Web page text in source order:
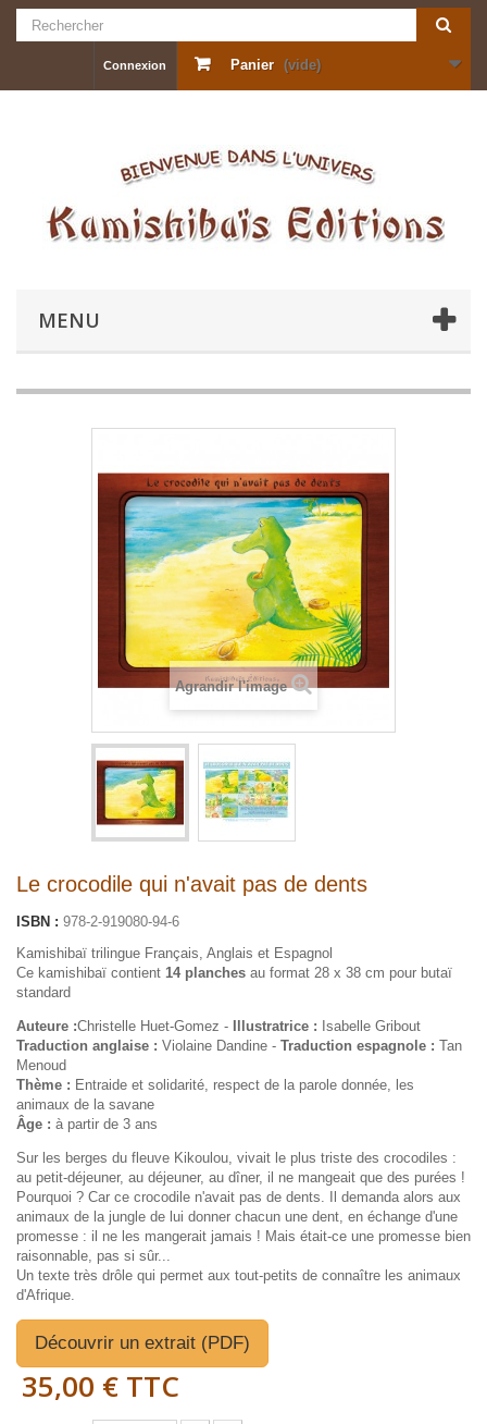
Panier (vide)
Connexion
MENU
Agrandir l'image
Le crocodile qui n'avait pas de dents
ISBN : 978-2-919080-94-6
Kamishibaï trilingue Français, Anglais et Espagnol
Ce kamishibaï contient 14 planches au format 28 x 38 cm pour butaï
standard
Auteure :Christelle Huet-Gomez - Illustratrice : Isabelle Gribout
Traduction anglaise : Violaine Dandine - Traduction espagnole : Tan
Menoud
Thème : Entraide et solidarité, respect de la parole donnée, les
animaux de la savane
Âge : à partir de 3 ans
Sur les berges du fleuve Kikoulou, vivait le plus triste des crocodiles :
au petit-déjeuner, au déjeuner, au dîner, il ne mangeait que des purées !
Pourquoi ? Car ce crocodile n'avait pas de dents. Il demanda alors aux
animaux de la jungle de lui donner chacun une dent, en échange d'une
promesse : il ne les mangerait jamais ! Mais était-ce une promesse bien
raisonnable, pas si sûr...
Un texte très drôle qui permet aux tout-petits de connaître les animaux
d'Afrique.
Découvrir un extrait (PDF)
35,00 € TTC